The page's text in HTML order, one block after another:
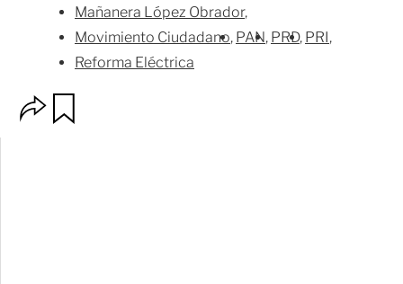
Mañanera López Obrador
Movimiento Ciudadano PAN PRD PRI
Reforma Eléctrica
p